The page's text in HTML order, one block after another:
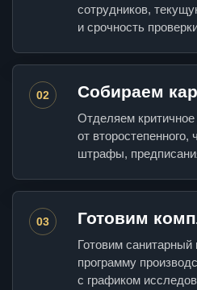
сотрудников,
и срочность
02 Собираем
Отделяем
от
штрафы,
03 Готовим
Готовим
программу
с графиком